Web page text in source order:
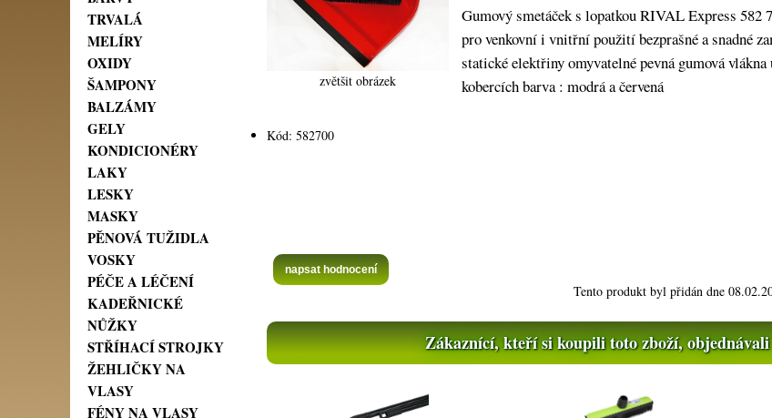
TRVALÁ
MELÍRY
OXIDY
ŠAMPONY
BALZÁMY
GELY
KONDICIONÉRY
LAKY
LESKY
MASKY
PĚNOVÁ TUŽIDLA
VOSKY
PÉČE A LÉČENÍ
KADEŘNICKÉ
NŮŽKY
STŘÍHACÍ STROJKY
ŽEHLIČKY NA
VLASY
FÉNY NA VLASY
zvětšit obrázek
Gumový smetáček s lopatkou RIVAL Express 582
pro venkovní i vnitřní použití bezprašné a snadné
statické elektřiny omyvatelné pevná gumová
kobercích barva : modrá a červená
Kód: 582700
napsat hodnocení
Tento produkt byl přidán dne
Zákaznící, kteří si koupili toto zboží,